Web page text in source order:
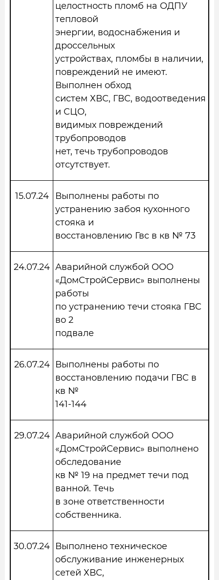
целостность пломб на ОДПУ
тепловой
энергии, водоснабжения и
дроссельных
устройствах, пломбы в наличии,
повреждений не имеют.
Выполнен обход
систем ХВС, ГВС, водоотведения
и СЦО,
видимых повреждений
трубопроводов
нет, течь трубопроводов
отсутствует.
15.07.24
Выполнены работы по
устранению забоя кухонного
стояка и
восстановлению Гвс в кв № 73
24.07.24 Аварийной службой ООО
«ДомСтройСервис» выполнены
работы
по устранению течи стояка ГВС
во 2
подвале
26.07.24
Выполнены работы по
восстановлению подачи ГВС в
кв №
141-144
29.07.24 Аварийной службой ООО
«ДомСтройСервис» выполнено
обследование
кв № 19 на предмет течи под
ванной. Течь
в зоне ответственности
собственника.
30.07.24 Выполнено техническое
обслуживание инженерных
сетей ХВС,